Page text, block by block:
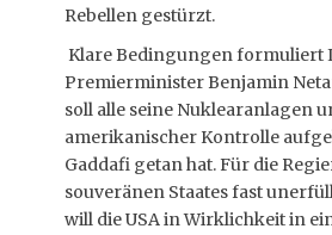
Rebellen gestürzt.
Klare Bedingungen formuliert
Premierminister Benjamin
soll alle seine Nuklearanlagen
amerikanischer Kontrolle
Gaddafi getan hat. Für die
souveränen Staates fast
will die USA in Wirklichkeit in